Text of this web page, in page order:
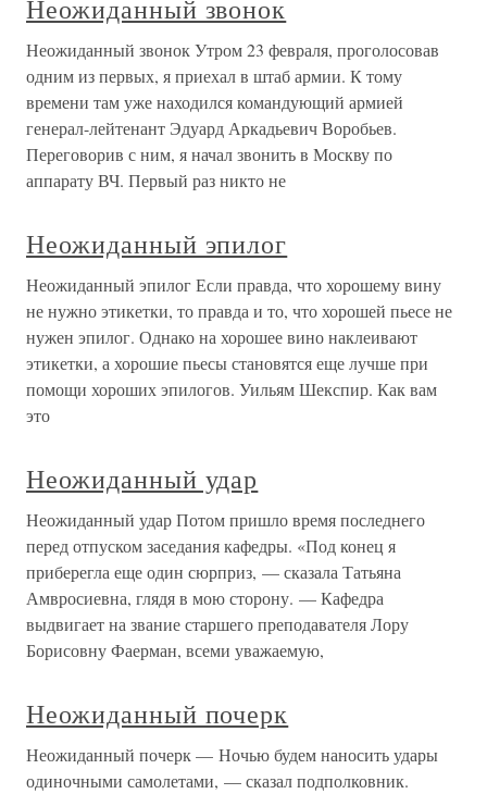
Неожиданный звонок
Неожиданный звонок Утром 23 февраля, проголосовав
одним из первых, я приехал в штаб армии. К тому
времени там уже находился командующий армией
генерал-лейтенант Эдуард Аркадьевич Воробьев.
Переговорив с ним, я начал звонить в Москву по
аппарату ВЧ. Первый раз никто не
Неожиданный эпилог
Неожиданный эпилог Если правда, что хорошему вину
не нужно этикетки, то правда и то, что хорошей пьесе не
нужен эпилог. Однако на хорошее вино наклеивают
этикетки, а хорошие пьесы становятся еще лучше при
помощи хороших эпилогов. Уильям Шекспир. Как вам
это
Неожиданный удар
Неожиданный удар Потом пришло время последнего
перед отпуском заседания кафедры. «Под конец я
приберегла еще один сюрприз, — сказала Татьяна
Амвросиевна, глядя в мою сторону. — Кафедра
выдвигает на звание старшего преподавателя Лору
Борисовну Фаерман, всеми уважаемую,
Неожиданный почерк
Неожиданный почерк — Ночью будем наносить удары
одиночными самолетами, — сказал подполковник.